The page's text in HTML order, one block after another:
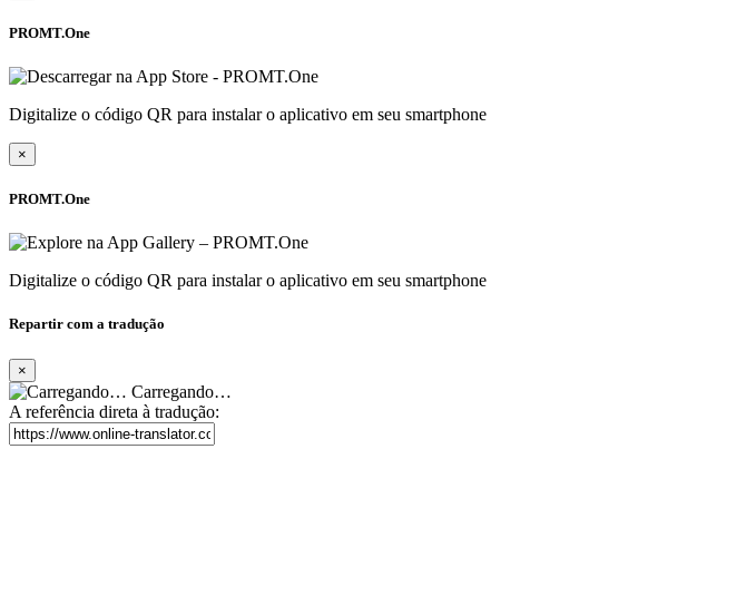
PROMT.One
Digitalize o código QR para instalar o aplicativo em seu smartphone
×
PROMT.One
Digitalize o código QR para instalar o aplicativo em seu smartphone
Repartir com a tradução
×
Carregando…
A referência direta à tradução: